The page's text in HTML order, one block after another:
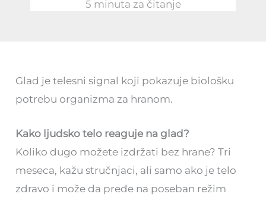
5 minuta za čitanje
Glad je telesni signal koji pokazuje biološku
potrebu organizma za hranom.
Kako ljudsko telo reaguje na glad?
Koliko dugo možete izdržati bez hrane? Tri
meseca, kažu stručnjaci, ali samo ako je telo
zdravo i može da pređe na poseban režim